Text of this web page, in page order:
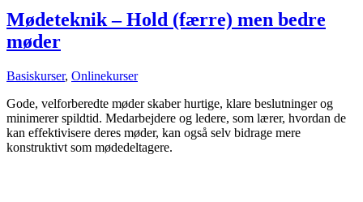
Mødeteknik – Hold (færre) men bedre
møder
Basiskurser, Onlinekurser
Gode, velforberedte møder skaber hurtige, klare beslutninger og
minimerer spildtid. Medarbejdere og ledere, som lærer, hvordan de
kan effektivisere deres møder, kan også selv bidrage mere
konstruktivt som mødedeltagere.